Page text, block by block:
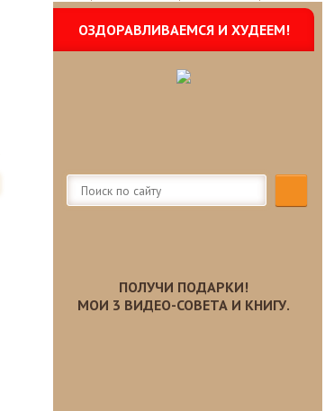
ОЗДОРАВЛИВАЕМСЯ И ХУДЕЕМ!
ПОЛУЧИ ПОДАРКИ!
МОИ 3 ВИДЕО-СОВЕТА И КНИГУ.